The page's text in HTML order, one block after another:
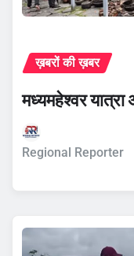
ख़बरों की ख़बर
मध्यमहेश्वर
Regional Reporter